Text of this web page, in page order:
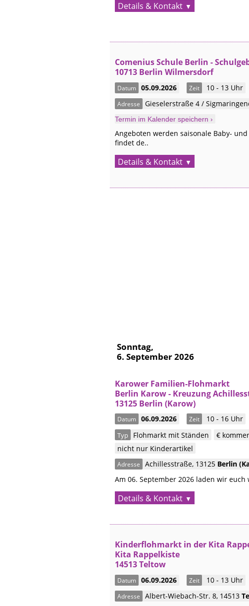
Details & Kontakt
Comenius Schule Berlin -
10713 Berlin Wilmersdorf
Datum 05.09.2026 Zeit 10 - 13 Uhr
Adresse Gieselerstraße 4 /
Termin im Kalender speichern ›
Angeboten werden saisonale Baby-
findet de..
Details & Kontakt
Sonntag,
6. September 2026
Karower Familien-Flohmarkt
Berlin Karow - Kreuzung
13125 Berlin (Karow)
Datum 06.09.2026 Zeit 10 - 16 Uhr
Typ Flohmarkt mit Ständen €
nicht nur Kinderartikel
Adresse Achillesstraße, 13125 Berlin
Am 06. September 2026 laden wir
Details & Kontakt
Kinderflohmarkt in der Kita
Kita Rappelkiste
14513 Teltow
Datum 06.09.2026 Zeit 10 - 13 Uhr
Adresse Albert-Wiebach-Str. 8, 14513